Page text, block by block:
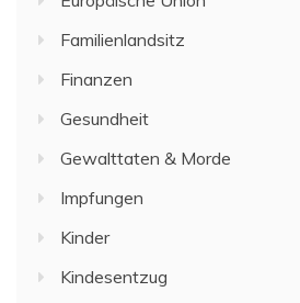
Familienlandsitz
Finanzen
Gesundheit
Gewalttaten & Morde
Impfungen
Kinder
Kindesentzug